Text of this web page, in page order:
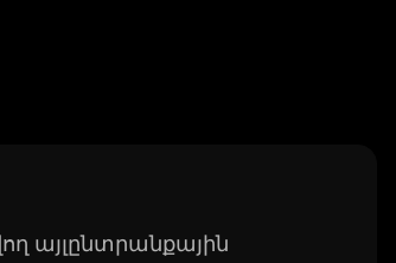
leading platforms in the DeFi
այլընտրանքային